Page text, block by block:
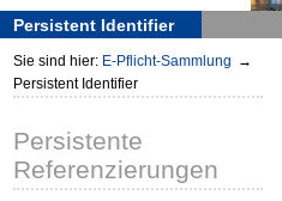
Persistent Identifier
Sie sind hier: E-Pflicht-Sammlung →
Persistent Identifier
Persistente
Referenzierungen